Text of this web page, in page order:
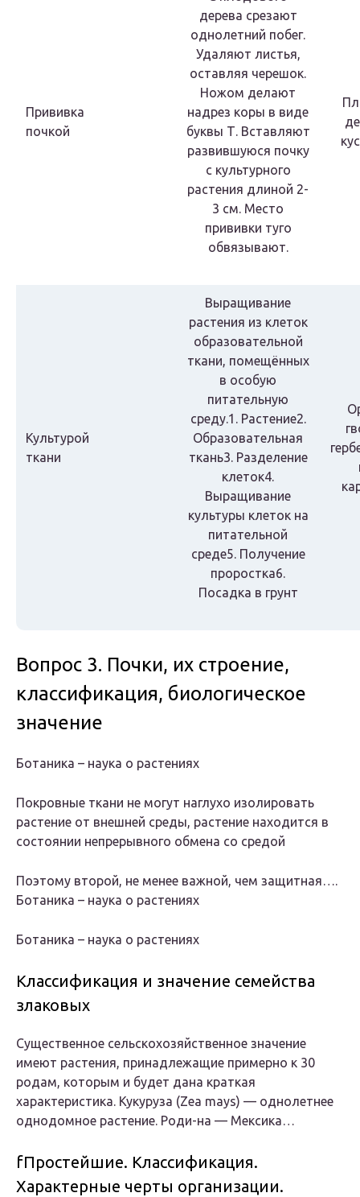
Прививка
почкой
дерева срезают
однолетний побег.
Удаляют листья,
оставляя черешок.
Ножом делают
надрез коры в виде
буквы Т. Вставляют
развившуюся почку
с культурного
растения длиной 2-
3 см. Место
прививки туго
обвязывают.
Культурой
ткани
Выращивание
растения из клеток
образовательной
ткани, помещённых
в особую
питательную
среду.1. Растение2.
Образовательная
ткань3. Разделение
клеток4.
Выращивание
культуры клеток на
питательной
среде5. Получение
проростка6.
Посадка в грунт
Вопрос 3. Почки, их строение,
классификация, биологическое
значение
Ботаника – наука о растениях
Покровные ткани не могут наглухо изолировать
растение от внешней среды, растение находится в
состоянии непрерывного обмена со средой
Поэтому второй, не менее важной, чем защитная….
Ботаника – наука о растениях
Ботаника – наука о растениях
Классификация и значение семейства
злаковых
Существенное сельскохозяйственное значение
имеют растения, принадлежащие примерно к 30
родам, которым и будет дана краткая
характеристика. Кукуруза (Zea mays) — однолетнее
однодомное растение. Роди-на — Мексика…
fПростейшие. Классификация.
Характерные черты организации.